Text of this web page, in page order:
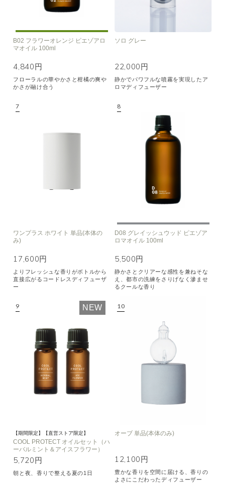
B02 フラワーオレンジ ピエゾアロ
マオイル 100ml
4,840円
フローラルの華やかさと柑橘の爽や
かさが融け合う
ソロ グレー
22,000円
静かでパワフルな噴霧を実現したア
ロマディフューザー
ワンプラス ホワイト 単品(本体の
み)
17,600円
よりフレッシュな香りがボトルから
直接広がるコードレスディフューザ
ー
D08 グレイッシュウッド ピエゾア
ロマオイル 100ml
5,500円
静かさとクリアーな感性を兼ねそな
え、都市の洗練をさりげなく滲ませ
るクールな香り
NEW
【期間限定】【直営ストア限定】
COOL PROTECT オイルセット（ハ
ーバルミント＆アイスフラワー）
5,720円
朝と夜、香りで整える夏の1日
オーブ 単品(本体のみ)
12,100円
豊かな香りを空間に届ける、香りの
よさにこだわったディフューザー